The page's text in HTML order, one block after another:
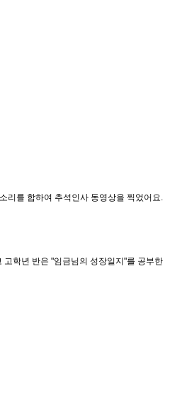
리를 합하여 추석인사 동영상을 찍었어요.
학년 반은 "임금님의 성장일지"를 공부한